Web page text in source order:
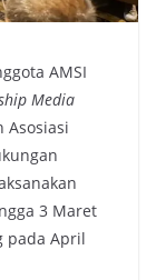
AMSI
Media
Asosiasi
3 Maret
pada April